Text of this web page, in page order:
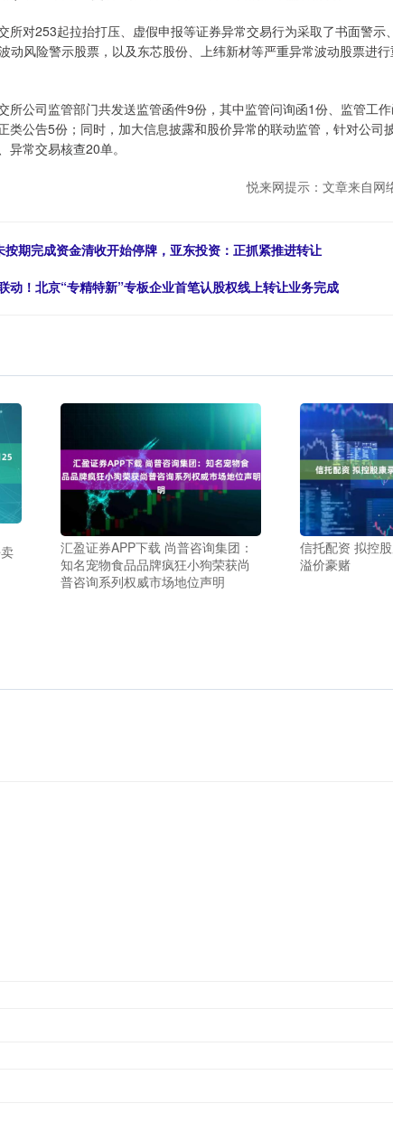
对253起拉抬打压、虚假申报等证券异常交易行为采取了书面警示
动风险警示股票，以及东芯股份、上纬新材等严重异常波动股票进
公司监管部门共发送监管函件9份，其中监管问询函1份、监管工
类公告5份；同时，加大信息披露和股价异常的联动监管，针对公司
常交易核查20单。
悦来网提示：文章来自网
期完成资金清收开始停牌，亚东投资：正抓紧推进转让
动！北京“专精特新”专板企业首笔认股权线上转让业务完成
汇盈证券APP下载 尚普咨询集团：
知名宠物食品品牌疯狂小狗荣获尚
普咨询系列权威市场地位声明
信托配资 拟控
溢价豪赌